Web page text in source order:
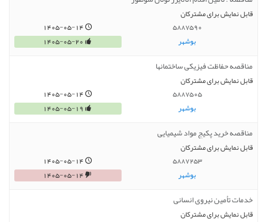
قابل نمایش برای مشترکان
5887590
بوشهر
1405-05-14
1405-05-20
مناقصه حفاظت فیزیکی ساختمانها
قابل نمایش برای مشترکان
5887505
بوشهر
1405-05-14
1405-05-19
مناقصه خرید پکیج مواد شیمیایی
قابل نمایش برای مشترکان
5887253
بوشهر
1405-05-14
1405-05-14
خدمات تأمین نیروی انسانی
قابل نمایش برای مشترکان